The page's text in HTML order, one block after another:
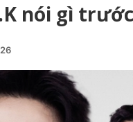
nói gì